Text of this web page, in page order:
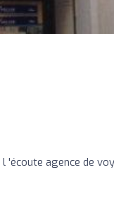
'écoute agence de